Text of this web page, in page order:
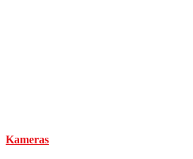
Kameras